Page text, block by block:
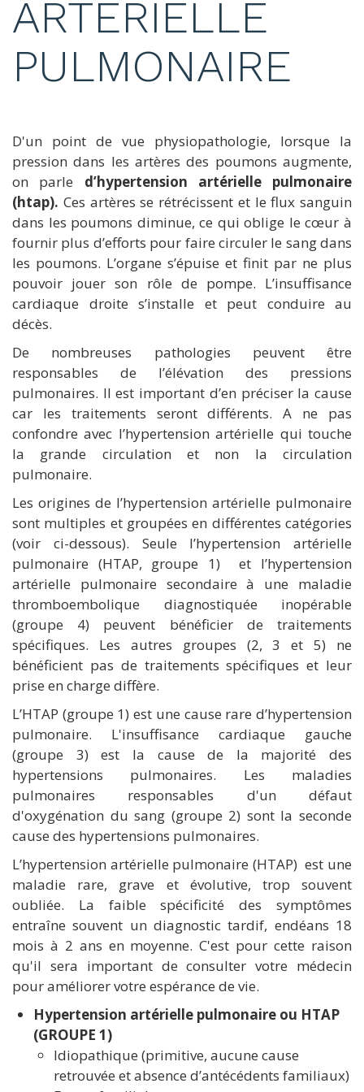
ARTÉRIELLE
PULMONAIRE
D'un point de vue physiopathologie, lorsque la
pression dans les artères des poumons augmente,
on parle d’hypertension artérielle pulmonaire
(htap). Ces artères se rétrécissent et le flux sanguin
dans les poumons diminue, ce qui oblige le cœur à
fournir plus d’efforts pour faire circuler le sang dans
les poumons. L’organe s’épuise et finit par ne plus
pouvoir jouer son rôle de pompe. L’insuffisance
cardiaque droite s’installe et peut conduire au
décès.
De nombreuses pathologies peuvent être
responsables de l’élévation des pressions
pulmonaires. Il est important d’en préciser la cause
car les traitements seront différents. A ne pas
confondre avec l’hypertension artérielle qui touche
la grande circulation et non la circulation
pulmonaire.
Les origines de l’hypertension artérielle pulmonaire
sont multiples et groupées en différentes catégories
(voir ci-dessous). Seule l’hypertension artérielle
pulmonaire (HTAP, groupe 1) et l’hypertension
artérielle pulmonaire secondaire à une maladie
thromboembolique diagnostiquée inopérable
(groupe 4) peuvent bénéficier de traitements
spécifiques. Les autres groupes (2, 3 et 5) ne
bénéficient pas de traitements spécifiques et leur
prise en charge diffère.
L’HTAP (groupe 1) est une cause rare d’hypertension
pulmonaire. L'insuffisance cardiaque gauche
(groupe 3) est la cause de la majorité des
hypertensions pulmonaires. Les maladies
pulmonaires responsables d'un défaut
d'oxygénation du sang (groupe 2) sont la seconde
cause des hypertensions pulmonaires.
L’hypertension artérielle pulmonaire (HTAP) est une
maladie rare, grave et évolutive, trop souvent
oubliée. La faible spécificité des symptômes
entraîne souvent un diagnostic tardif, endéans 18
mois à 2 ans en moyenne. C'est pour cette raison
qu'il sera important de consulter votre médecin
pour améliorer votre espérance de vie.
Hypertension artérielle pulmonaire ou HTAP
(GROUPE 1)
Idiopathique (primitive, aucune cause
retrouvée et absence d’antécédents familiaux)